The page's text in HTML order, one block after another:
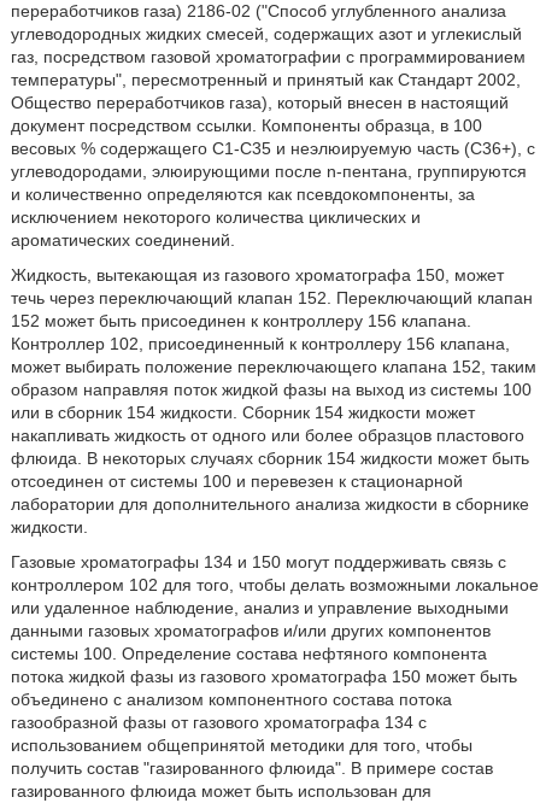
переработчиков газа) 2186-02 ("Способ углубленного анализа
углеводородных жидких смесей, содержащих азот и углекислый
газ, посредством газовой хроматографии с программированием
температуры", пересмотренный и принятый как Стандарт 2002,
Общество переработчиков газа), который внесен в настоящий
документ посредством ссылки. Компоненты образца, в 100
весовых % содержащего C1-C35 и неэлюируемую часть (C36+), с
углеводородами, элюирующими после n-пентана, группируются
и количественно определяются как псевдокомпоненты, за
исключением некоторого количества циклических и
ароматических соединений.
Жидкость, вытекающая из газового хроматографа 150, может
течь через переключающий клапан 152. Переключающий клапан
152 может быть присоединен к контроллеру 156 клапана.
Контроллер 102, присоединенный к контроллеру 156 клапана,
может выбирать положение переключающего клапана 152, таким
образом направляя поток жидкой фазы на выход из системы 100
или в сборник 154 жидкости. Сборник 154 жидкости может
накапливать жидкость от одного или более образцов пластового
флюида. В некоторых случаях сборник 154 жидкости может быть
отсоединен от системы 100 и перевезен к стационарной
лаборатории для дополнительного анализа жидкости в сборнике
жидкости.
Газовые хроматографы 134 и 150 могут поддерживать связь с
контроллером 102 для того, чтобы делать возможными локальное
или удаленное наблюдение, анализ и управление выходными
данными газовых хроматографов и/или других компонентов
системы 100. Определение состава нефтяного компонента
потока жидкой фазы из газового хроматографа 150 может быть
объединено с анализом компонентного состава потока
газообразной фазы от газового хроматографа 134 с
использованием общепринятой методики для того, чтобы
получить состав "газированного флюида". В примере состав
газированного флюида может быть использован для